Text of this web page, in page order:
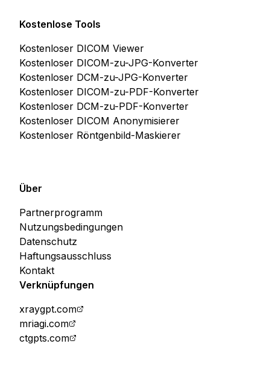
Kostenlose Tools
Kostenloser DICOM Viewer
Kostenloser DICOM-zu-JPG-Konverter
Kostenloser DCM-zu-JPG-Konverter
Kostenloser DICOM-zu-PDF-Konverter
Kostenloser DCM-zu-PDF-Konverter
Kostenloser DICOM Anonymisierer
Kostenloser Röntgenbild-Maskierer
Über
Partnerprogramm
Nutzungsbedingungen
Datenschutz
Haftungsausschluss
Kontakt
Verknüpfungen
xraygpt.com
mriagi.com
ctgpts.com